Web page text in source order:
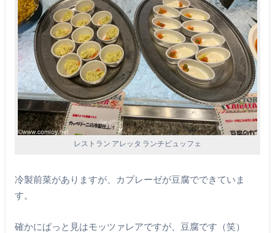
レストラン アレッタ ランチビュッフェ
冷製前菜がありますが、カプレーゼが豆腐でできていま
す。
確かにぱっと見はモッツァレアですが、豆腐です（笑）